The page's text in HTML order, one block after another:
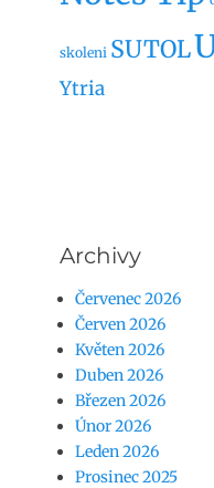
skoleni SUTOL
Ytria
Archivy
Červenec 2026
Červen 2026
Květen 2026
Duben 2026
Březen 2026
Únor 2026
Leden 2026
Prosinec 2025